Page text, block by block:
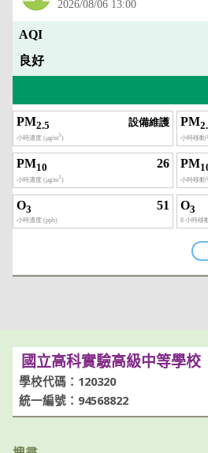
國立高科實驗高級中等學校
學校代碼：120320
統一編號：94568822